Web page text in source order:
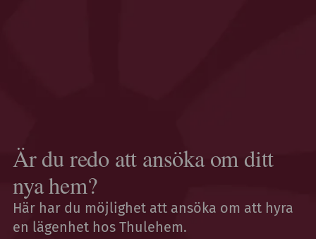
Är du redo att ansöka om ditt
nya hem?
Här har du möjlighet att ansöka om att hyra
en lägenhet hos Thulehem.